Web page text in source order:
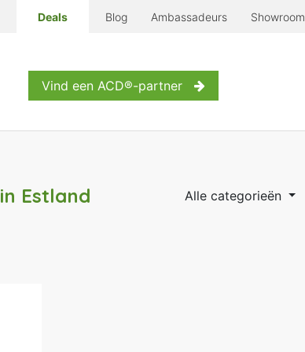
Deals Blog Ambassadeurs Showroom
Vind een ACD®-partner
in Estland Alle categorieën